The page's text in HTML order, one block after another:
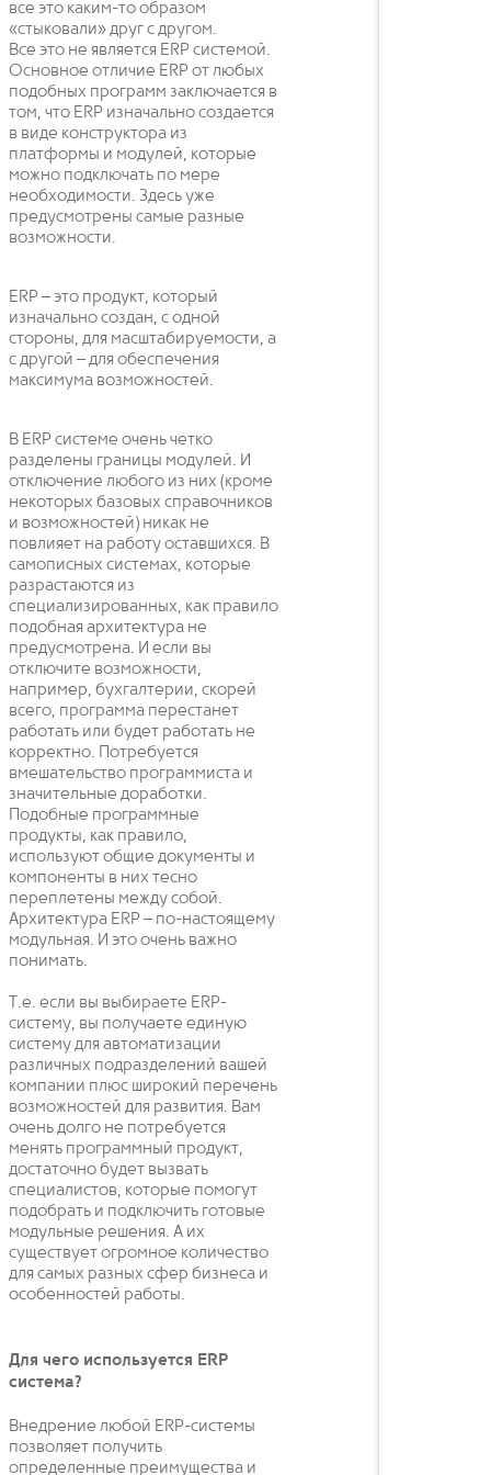
все это каким-то образом
«стыковали» друг с другом.
Все это не является ERP системой.
Основное отличие ERP от любых
подобных программ заключается в
том, что ERP изначально создается
в виде конструктора из
платформы и модулей, которые
можно подключать по мере
необходимости. Здесь уже
предусмотрены самые разные
возможности.
ERP – это продукт, который
изначально создан, с одной
стороны, для масштабируемости, а
с другой – для обеспечения
максимума возможностей.
В ERP системе очень четко
разделены границы модулей. И
отключение любого из них (кроме
некоторых базовых справочников
и возможностей) никак не
повлияет на работу оставшихся. В
самописных системах, которые
разрастаются из
специализированных, как правило
подобная архитектура не
предусмотрена. И если вы
отключите возможности,
например, бухгалтерии, скорей
всего, программа перестанет
работать или будет работать не
корректно. Потребуется
вмешательство программиста и
значительные доработки.
Подобные программные
продукты, как правило,
используют общие документы и
компоненты в них тесно
переплетены между собой.
Архитектура ERP – по-настоящему
модульная. И это очень важно
понимать.
Т.е. если вы выбираете ERP-
систему, вы получаете единую
систему для автоматизации
различных подразделений вашей
компании плюс широкий перечень
возможностей для развития. Вам
очень долго не потребуется
менять программный продукт,
достаточно будет вызвать
специалистов, которые помогут
подобрать и подключить готовые
модульные решения. А их
существует огромное количество
для самых разных сфер бизнеса и
особенностей работы.
Для чего используется ERP
система?
Внедрение любой ERP-системы
позволяет получить
определенные преимущества и